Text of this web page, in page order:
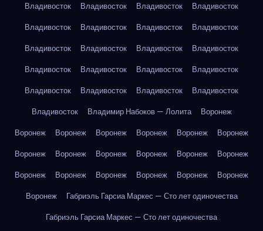
Владивосток
Владивосток Владивосток
Владивосток
Владивосток
Владивосток Владивосток
Владивосток
Владивосток
Владивосток Владивосток
Владивосток
Владивосток
Владивосток Владивосток
Владивосток
Владивосток
Владивосток Владивосток
Владивосток
Владивосток
Владимир Набоков — Лолита
Воронеж
Воронеж
Воронеж Воронеж Воронеж Воронеж
Воронеж
Воронеж
Воронеж Воронеж Воронеж Воронеж
Воронеж
Воронеж
Воронеж Воронеж Воронеж Воронеж
Воронеж
Воронеж
Габриэль Гарсиа Маркес — Сто лет одиночества
Габриэль Гарсиа Маркес — Сто лет одиночества